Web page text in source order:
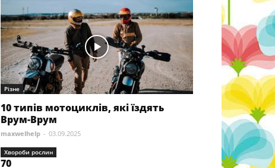
Різне
10 типів мотоциклів, які їздять
Врум-Врум
maxwelhelp - 03.09.2025
Хвороби рослин
70